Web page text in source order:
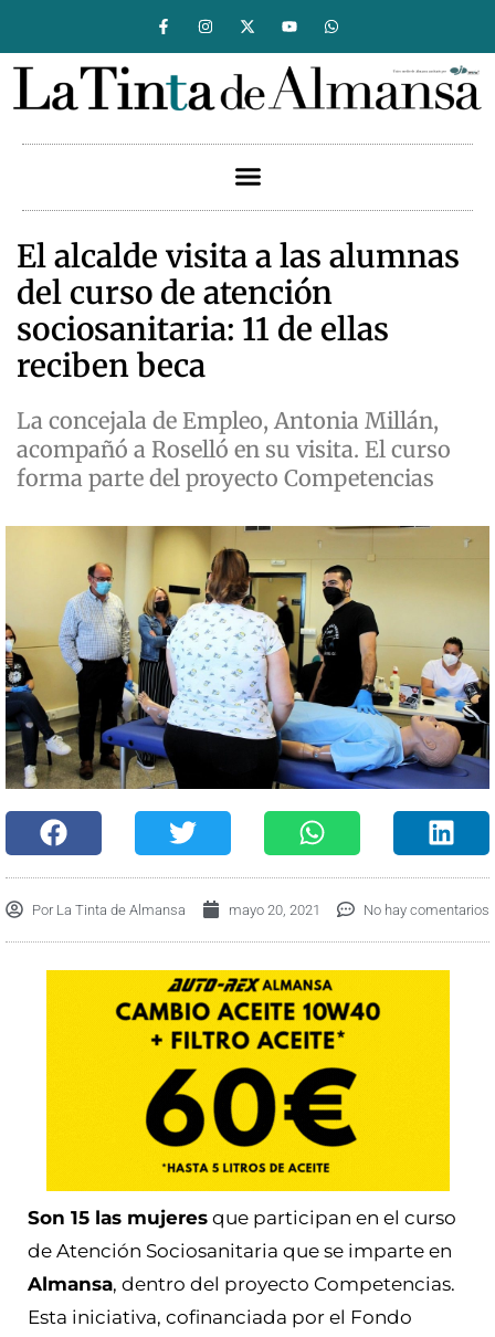
El alcalde visita a las alumnas
del curso de atención
sociosanitaria: 11 de ellas
reciben beca
La concejala de Empleo, Antonia Millán,
acompañó a Roselló en su visita. El curso
forma parte del proyecto Competencias
Por La Tinta de Almansa mayo 20, 2021 No hay comentarios
Son 15 las mujeres que participan en el curso
de Atención Sociosanitaria que se imparte en
Almansa, dentro del proyecto Competencias.
Esta iniciativa, cofinanciada por el Fondo